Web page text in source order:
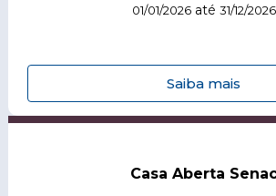
01/01/2026 até 31/12/2026
Saiba mais
Casa Aberta